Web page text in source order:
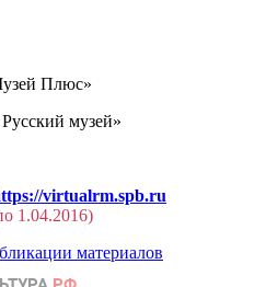
Плюс»
музей»
virtualrm.spb.ru
1.04.2016)
материалов